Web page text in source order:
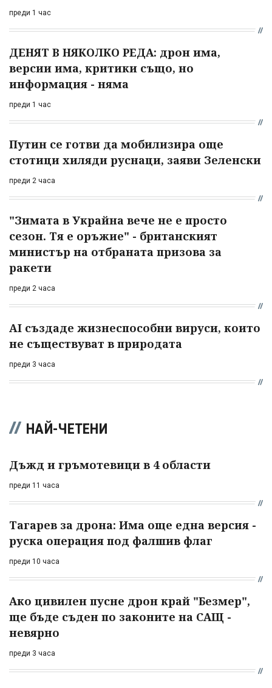
преди 1 час
ДЕНЯТ В НЯКОЛКО РЕДА: дрон има,
версии има, критики също, но
информация - няма
преди 1 час
Путин се готви да мобилизира още
стотици хиляди руснаци, заяви Зеленски
преди 2 часа
"Зимата в Украйна вече не е просто
сезон. Тя е оръжие" - британският
министър на отбраната призова за
ракети
преди 2 часа
AI създаде жизнеспособни вируси, които
не съществуват в природата
преди 3 часа
НАЙ-ЧЕТЕНИ
Дъжд и гръмотевици в 4 области
преди 11 часа
Тагарев за дрона: Има още една версия -
руска операция под фалшив флаг
преди 10 часа
Ако цивилен пусне дрон край "Безмер",
ще бъде съден по законите на САЩ -
невярно
преди 3 часа